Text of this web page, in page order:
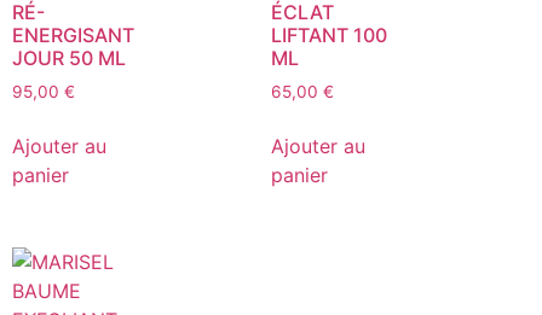
RÉ-
ENERGISANT
JOUR 50 ML
95,00 €
Ajouter au
panier
ÉCLAT
LIFTANT 100
ML
65,00 €
Ajouter au
panier